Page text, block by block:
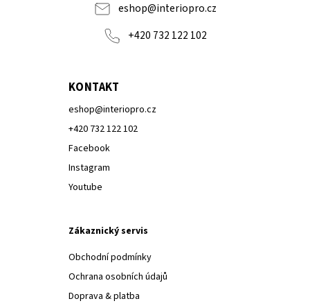
eshop@interiopro.cz
+420 732 122 102
KONTAKT
eshop@interiopro.cz
+420 732 122 102
Facebook
Instagram
Youtube
Zákaznický servis
Obchodní podmínky
Ochrana osobních údajů
Doprava & platba